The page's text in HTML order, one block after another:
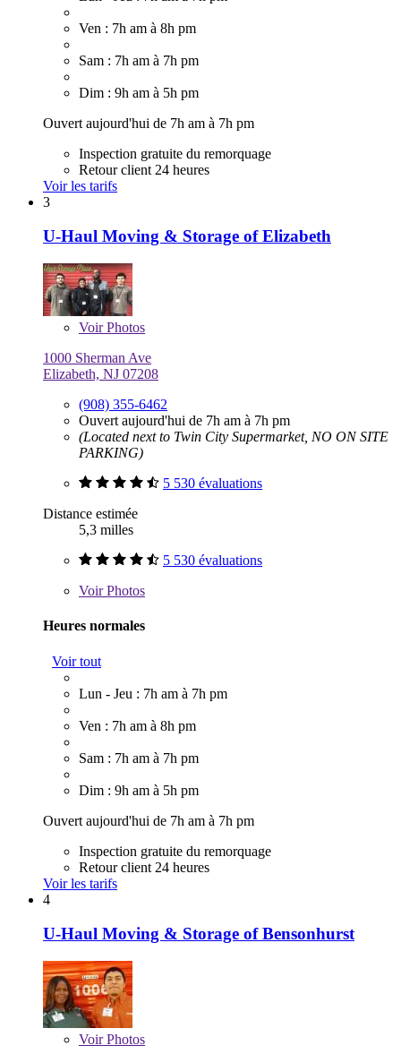
Ven : 7h am à 8h pm
Sam : 7h am à 7h pm
Dim : 9h am à 5h pm
Ouvert aujourd'hui de 7h am à 7h pm
Inspection gratuite du remorquage
Retour client 24 heures
Voir les tarifs
3
U-Haul Moving & Storage of Elizabeth
VoirPhotos
1000 Sherman Ave
Elizabeth, NJ 07208
(908) 355-6462
Ouvert aujourd'hui de 7h am à 7h pm
(Located next to Twin City Supermarket, NO ON SITE
PARKING)
5 530 évaluations
Distance estimée
5,3 milles
5 530 évaluations
VoirPhotos
Heures normales
Voir tout
Lun - Jeu : 7h am à 7h pm
Ven : 7h am à 8h pm
Sam : 7h am à 7h pm
Dim : 9h am à 5h pm
Ouvert aujourd'hui de 7h am à 7h pm
Inspection gratuite du remorquage
Retour client 24 heures
Voir les tarifs
4
U-Haul Moving & Storage of Bensonhurst
VoirPhotos